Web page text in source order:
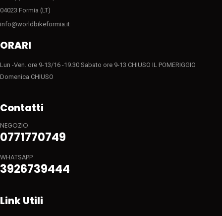
04023 Formia (LT)
info@worldbikeformia.it
ORARI
Lun -Ven. ore 9-13/16 -19.30 Sabato ore 9-13 CHIUSO IL POMERIGGIO
Domenica CHIUSO
Contatti
NEGOZIO
0771770749
WHATSAPP
3926739444
Link Utili